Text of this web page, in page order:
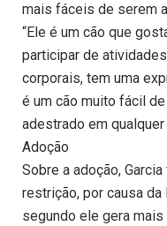
mais fáceis de serem
“Ele é um cão que
participar de
corporais, tem uma
é um cão muito fácil
adestrado em
Adoção
Sobre a adoção,
restrição, por causa
segundo ele gera